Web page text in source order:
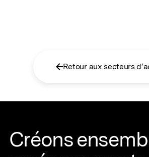
Retour aux secteurs
Créons